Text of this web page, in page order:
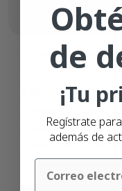
169,00€
Dymo
Sin conexión de red
Anchura máxima
Diámetro del
Velocidad de
de
¡Tu
Regístrate
además de
Email